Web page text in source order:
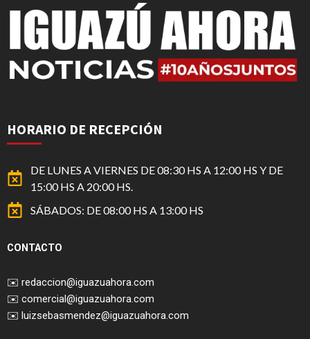
HORARIO DE RECEPCIÓN
DE LUNES A VIERNES DE 08:30 HS A 12:00 HS Y DE
15:00 HS A 20:00 HS.
SÁBADOS: DE 08:00 HS A 13:00 HS
CONTACTO
✉️ redaccion@iguazuahora.com
✉️ comercial@iguazuahora.com
✉️ luizsebasmendez@iguazuahora.com